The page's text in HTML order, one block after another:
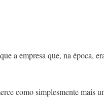
a empresa que, na época,
como simplesmente mais